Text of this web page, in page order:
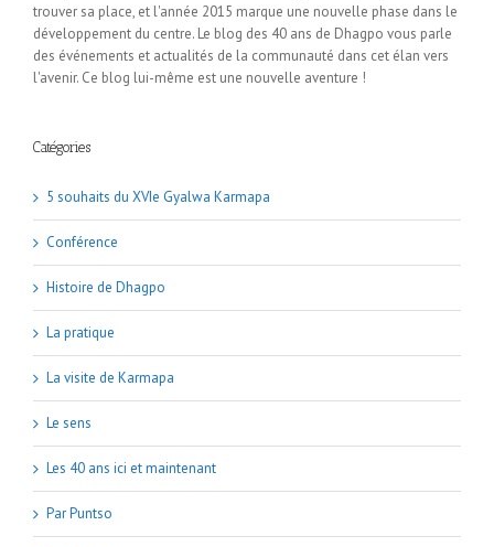
trouver sa place, et l'année 2015 marque une nouvelle phase dans le
développement du centre. Le blog des 40 ans de Dhagpo vous parle
des événements et actualités de la communauté dans cet élan vers
l'avenir. Ce blog lui-même est une nouvelle aventure !
Catégories
5 souhaits du XVIe Gyalwa Karmapa
Conférence
Histoire de Dhagpo
La pratique
La visite de Karmapa
Le sens
Les 40 ans ici et maintenant
Par Puntso